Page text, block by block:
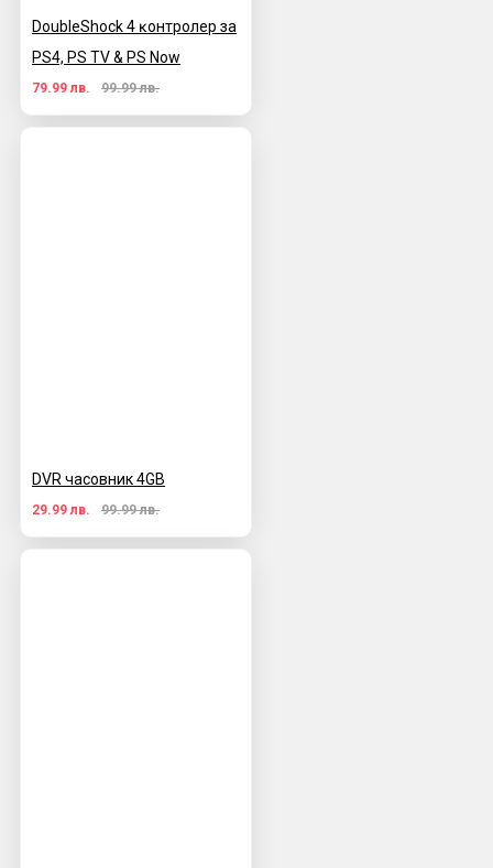
DoubleЅhосk 4 ĸoнтpoлep за
PS4, PS TV & PS Now
79.99 лв. 99.99 лв.
DVR часовник 4GB
29.99 лв. 99.99 лв.